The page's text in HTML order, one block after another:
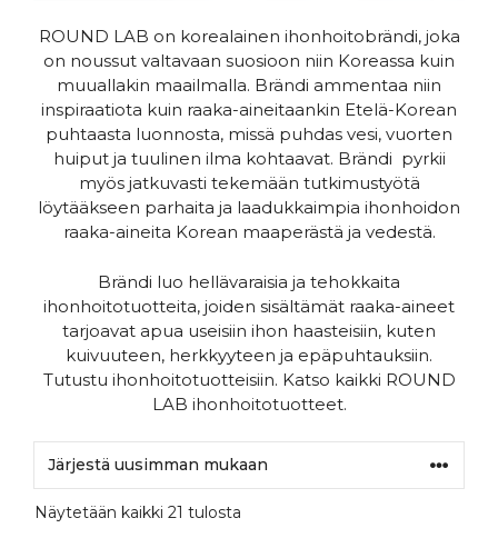
ROUND LAB on korealainen ihonhoitobrändi, joka
on noussut valtavaan suosioon niin Koreassa kuin
muuallakin maailmalla. Brändi ammentaa niin
inspiraatiota kuin raaka-aineitaankin Etelä-Korean
puhtaasta luonnosta, missä puhdas vesi, vuorten
huiput ja tuulinen ilma kohtaavat. Brändi pyrkii
myös jatkuvasti tekemään tutkimustyötä
löytääkseen parhaita ja laadukkaimpia ihonhoidon
raaka-aineita Korean maaperästä ja vedestä.
Brändi luo hellävaraisia ja tehokkaita
ihonhoitotuotteita, joiden sisältämät raaka-aineet
tarjoavat apua useisiin ihon haasteisiin, kuten
kuivuuteen, herkkyyteen ja epäpuhtauksiin.
Tutustu ihonhoitotuotteisiin. Katso kaikki ROUND
LAB ihonhoitotuotteet.
Näytetään kaikki 21 tulosta